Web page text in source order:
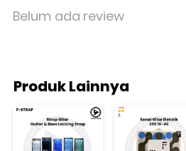
Belum ada review
Produk Lainnya